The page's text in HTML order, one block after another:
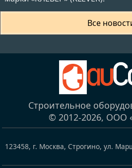
Все
Строительное
© 2012-2026, ООО
123458, г. Москва, Строгино, ул.